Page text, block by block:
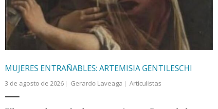
MUJERES ENTRAÑABLES: ARTEMISIA GENTILESCHI
3 de agosto de 2026 Gerardo Laveaga Articulistas